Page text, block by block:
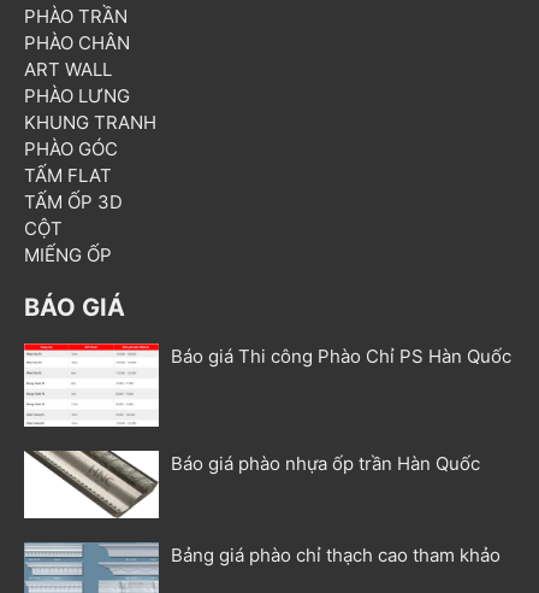
PHÀO TRẦN
PHÀO CHÂN
ART WALL
PHÀO LƯNG
KHUNG TRANH
PHÀO GÓC
TẤM FLAT
TẤM ỐP 3D
CỘT
MIẾNG ỐP
BÁO GIÁ
Báo giá Thi công Phào Chỉ PS Hàn Quốc
Báo giá phào nhựa ốp trần Hàn Quốc
Bảng giá phào chỉ thạch cao tham khảo